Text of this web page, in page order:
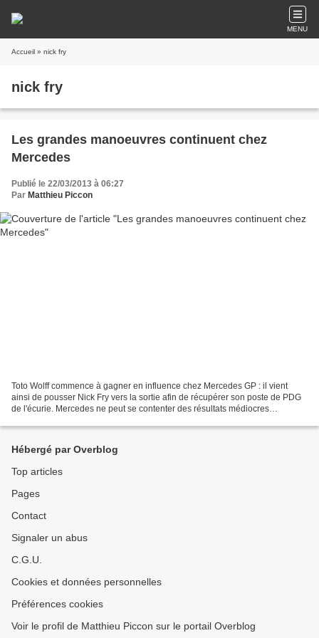
MENU
Accueil » nick fry
nick fry
Les grandes manoeuvres continuent chez
Mercedes
Publié le 22/03/2013 à 06:27
Par Matthieu Piccon
Toto Wolff commence à gagner en influence chez Mercedes GP : il vient
ainsi de pousser Nick Fry vers la sortie afin de récupérer son poste de PDG
de l'écurie. Mercedes ne peut se contenter des résultats médiocres
Hébergé par Overblog
Top articles
Pages
Contact
Signaler un abus
C.G.U.
Cookies et données personnelles
Préférences cookies
Voir le profil de Matthieu Piccon sur le portail Overblog